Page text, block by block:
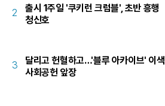
2
출시 1주일 '쿠키런 크럼블', 초반 흥행
청신호
3
달리고 헌혈하고…'블루 아카이브' 이색
사회공헌 앞장